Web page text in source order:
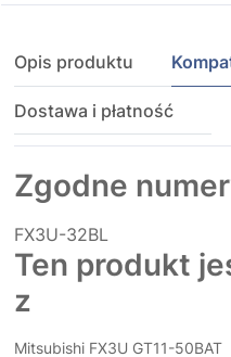
Opis produktu
Dostawa i płatność
Zgodne
FX3U-32BL
Ten produkt
z
Mitsubishi FX3U GT11-50BAT